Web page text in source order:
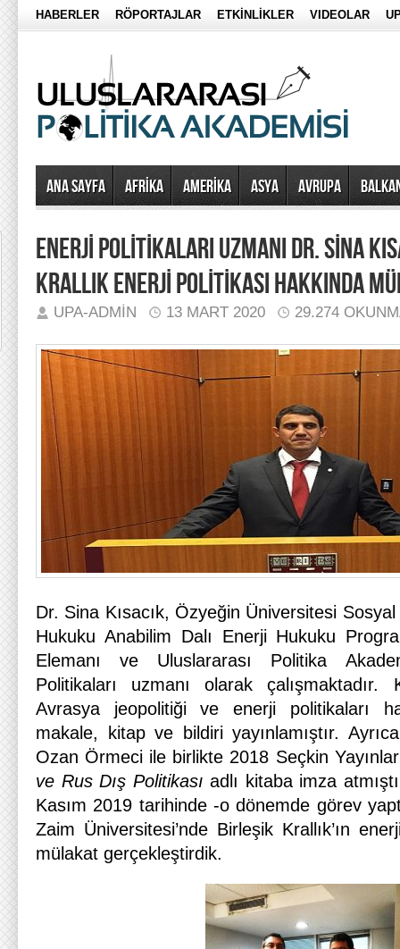
HABERLER RÖPORTAJLAR ETKİNLİKLER VIDEOLAR
Ana Sayfa AFRİKA AMERİKA ASYA AVRUPA
ENERJİ POLİTİKALARI UZMANI DR. SİNA
KRALLIK ENERJİ POLİTİKASI HAKKINDA
UPA-ADMIN 13 MART 2020 29.274
Dr. Sina Kısacık, Özyeğin Üniversitesi
Hukuku Anabilim Dalı Enerji Hukuku
Elemanı ve Uluslararası Politika
Politikaları uzmanı olarak çalışmaktadır.
Avrasya jeopolitiği ve enerji politikaları
makale, kitap ve bildiri yayınlamıştır.
Ozan Örmeci ile birlikte 2018 Seçkin
ve Rus Dış Politikasıadlı kitaba imza
Kasım 2019 tarihinde -o dönemde görev
Zaim Üniversitesi’nde Birleşik Krallık’ın
mülakat gerçekleştirdik.